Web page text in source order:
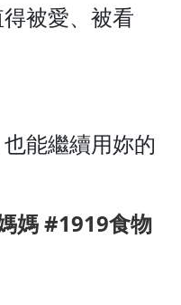
被愛、被看
能繼續用妳的
媽#1919食物